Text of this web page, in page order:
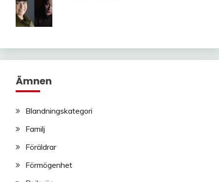
Ämnen
Blandningskategori
Familj
Föräldrar
Förmögenhet